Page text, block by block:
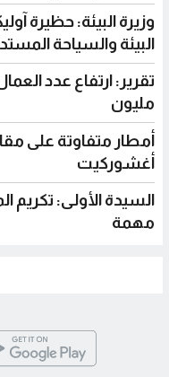
وزيرة البيئة: حظيرة
البيئة والسياحة
مليون
أمطار متفاوتة على
أغشوركيت
السيدة الأولى: تكريم
مهمة